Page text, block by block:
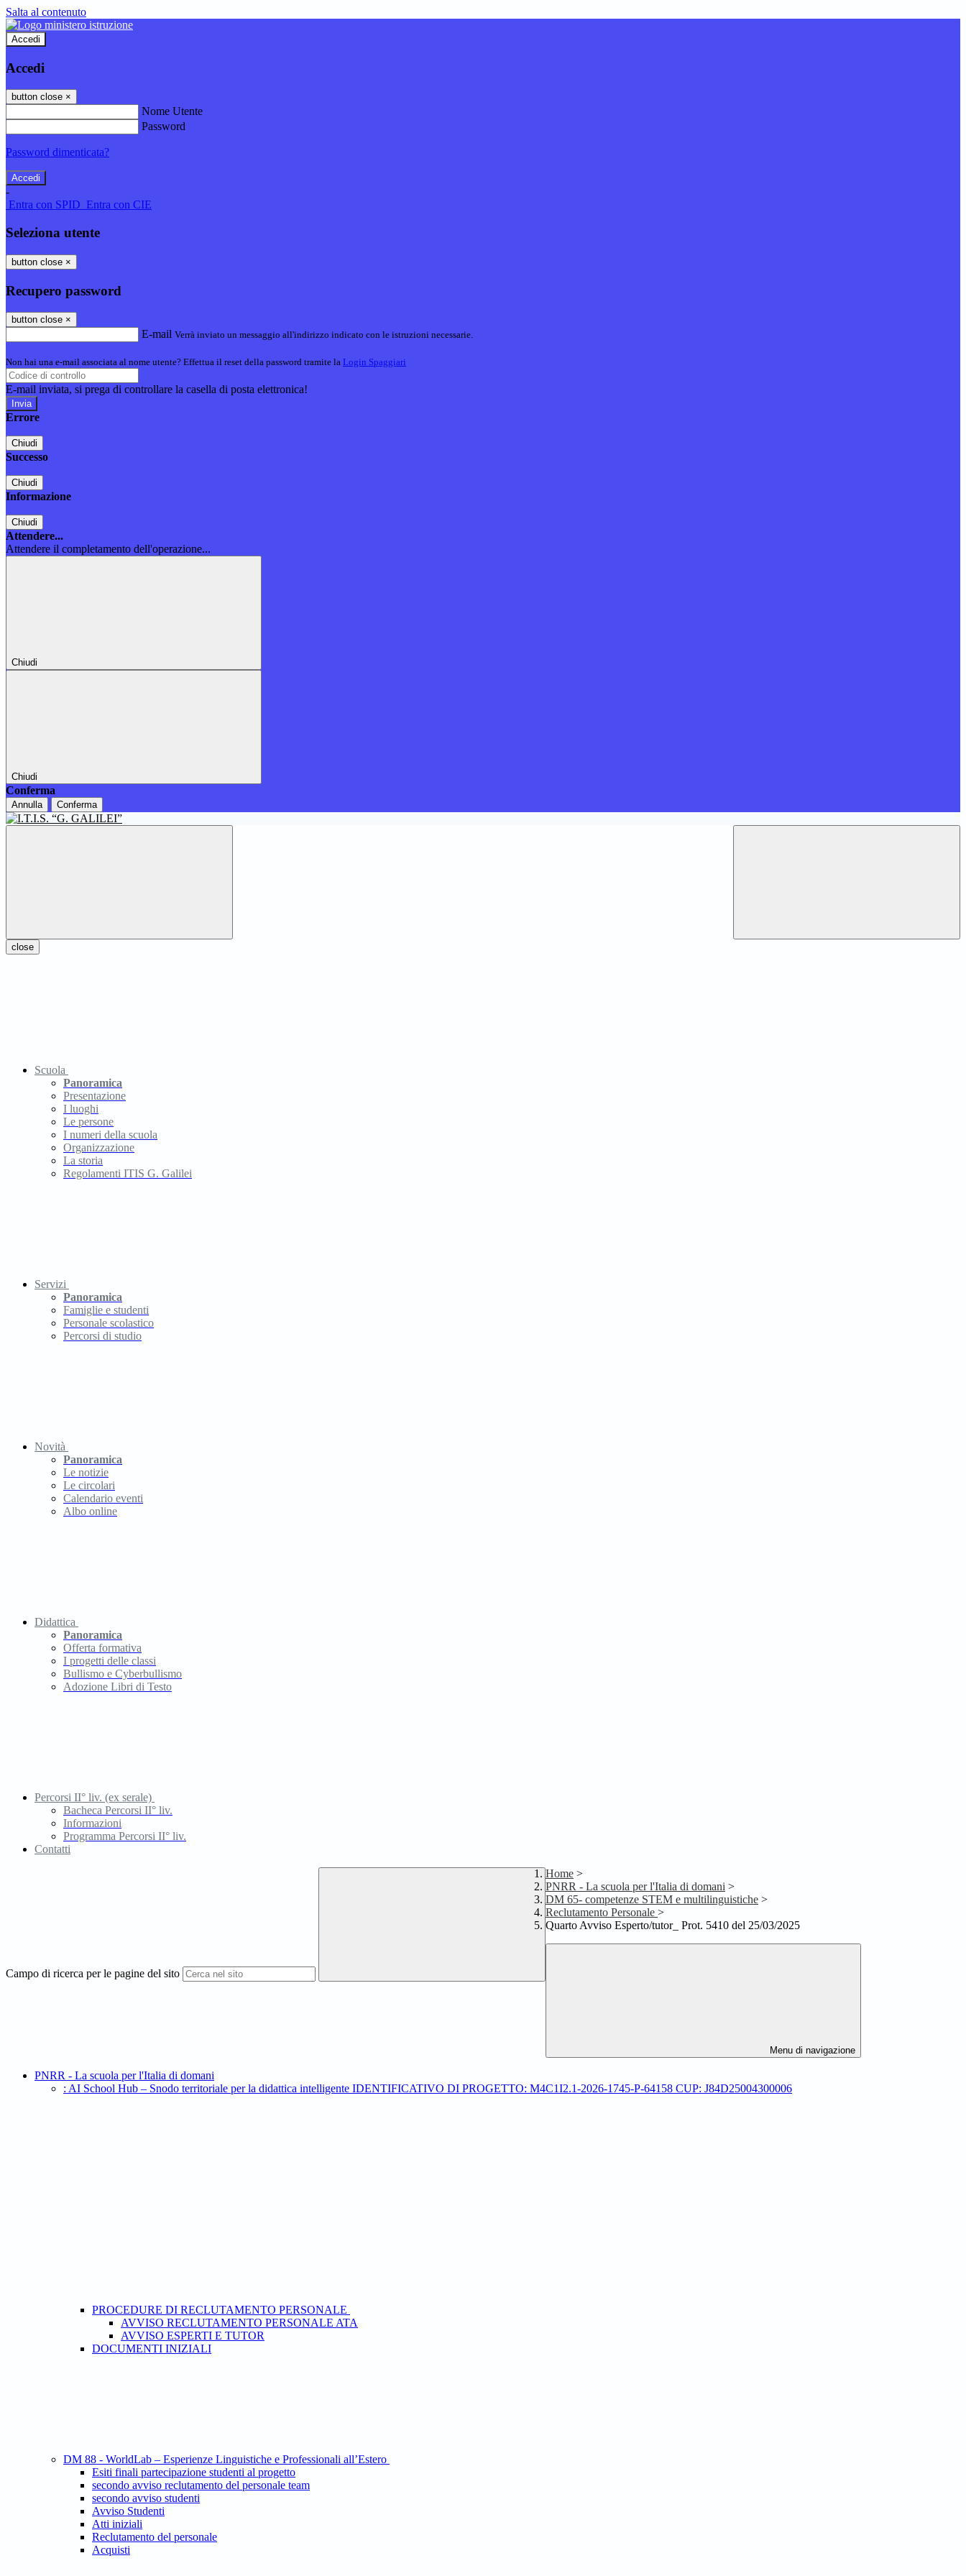
Salta al contenuto
Accedi
Accedi
button close ×
Nome Utente
Password
Password dimenticata?
-
Entra con SPID Entra con CIE
Seleziona utente
button close ×
Recupero password
button close ×
E-mail Verrà inviato un messaggio all'indirizzo indicato con le istruzioni necessarie.
Non hai una e-mail associata al nome utente? Effettua il reset della password tramite la Login Spaggiari
E-mail inviata, si prega di controllare la casella di posta elettronica!
Errore
Chiudi
Successo
Chiudi
Informazione
Chiudi
Attendere...
Attendere il completamento dell'operazione...
Chiudi
Chiudi
Conferma
Annulla Conferma
close
Scuola
Panoramica
Presentazione
I luoghi
Le persone
I numeri della scuola
Organizzazione
La storia
Regolamenti ITIS G. Galilei
Servizi
Panoramica
Famiglie e studenti
Personale scolastico
Percorsi di studio
Novità
Panoramica
Le notizie
Le circolari
Calendario eventi
Albo online
Didattica
Panoramica
Offerta formativa
I progetti delle classi
Bullismo e Cyberbullismo
Adozione Libri di Testo
Percorsi II° liv. (ex serale)
Bacheca Percorsi II° liv.
Informazioni
Programma Percorsi II° liv.
Contatti
Campo di ricerca per le pagine del sito
Home >
PNRR - La scuola per l'Italia di domani >
DM 65- competenze STEM e multilinguistiche >
Reclutamento Personale >
Quarto Avviso Esperto/tutor_ Prot. 5410 del 25/03/2025
Menu di navigazione
PNRR - La scuola per l'Italia di domani
: AI School Hub – Snodo territoriale per la didattica intelligente IDENTIFICATIVO DI PROGETTO: M4C1I2.1-2026-1745-P-64158 CUP: J84D25004300006
PROCEDURE DI RECLUTAMENTO PERSONALE
AVVISO RECLUTAMENTO PERSONALE ATA
AVVISO ESPERTI E TUTOR
DOCUMENTI INIZIALI
DM 88 - WorldLab – Esperienze Linguistiche e Professionali all’Estero
Esiti finali partecipazione studenti al progetto
secondo avviso reclutamento del personale team
secondo avviso studenti
Avviso Studenti
Atti iniziali
Reclutamento del personale
Acquisti